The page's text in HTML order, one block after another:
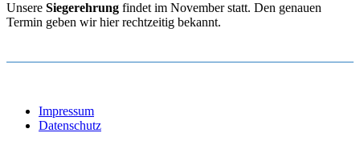
Unsere Siegerehrung findet im November statt. Den genauen
Termin geben wir hier rechtzeitig bekannt.
Impressum
Datenschutz